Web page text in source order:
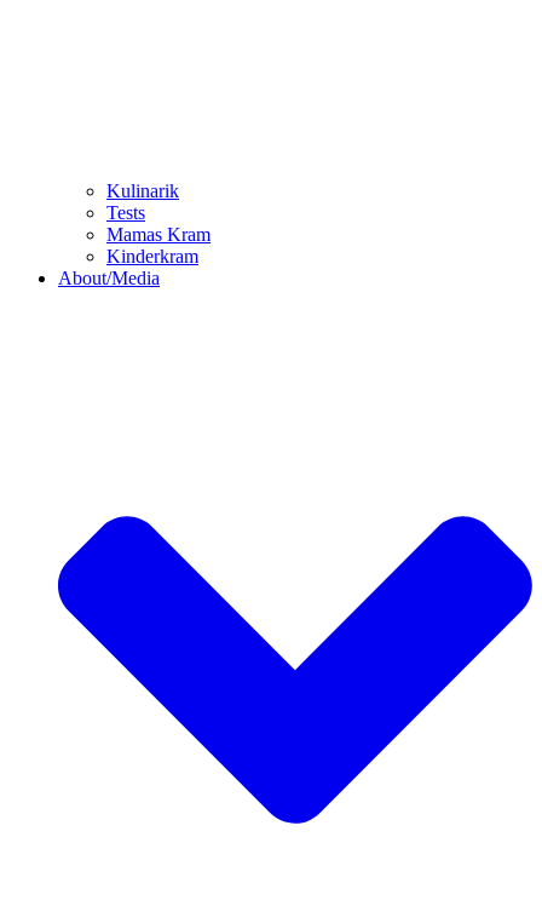
Kulinarik
Tests
Mamas Kram
Kinderkram
About/Media